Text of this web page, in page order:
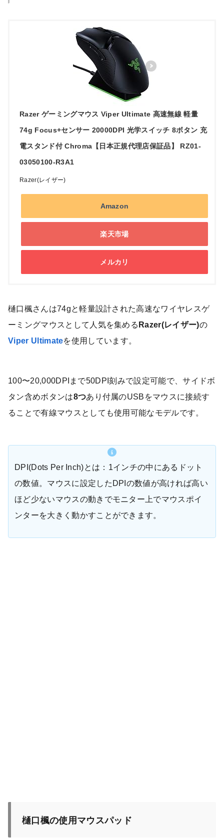
Razer ゲーミングマウス Viper Ultimate 高速無線 軽量
74g Focus+センサー 20000DPI 光学スイッチ 8ボタン 充
電スタンド付 Chroma【日本正規代理店保証品】 RZ01-
03050100-R3A1
Razer(レイザー)
Amazon
楽天市場
メルカリ
樋口楓さんは74gと軽量設計された高速なワイヤレスゲ
ーミングマウスとして人気を集める Razer(レイザー)の
Viper Ultimateを使用しています。
100〜20,000DPIまで50DPI刻みで設定可能で、サイドボ
タン含めボタンは8つあり付属のUSBをマウスに接続す
ることで有線マウスとしても使用可能なモデルです。
DPI(Dots Per Inch)とは：1インチの中にあるドット
の数値。マウスに設定したDPIの数値が高ければ高い
ほど少ないマウスの動きでモニター上でマウスポイ
ンターを大きく動かすことができます。
樋口楓の使用マウスパッド